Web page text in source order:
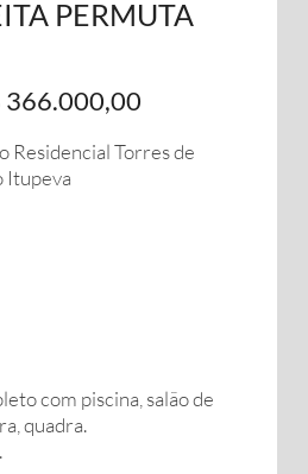
PERMUTA
366.000,00
Residencial Torres de
Itupeva
com piscina, salão de
quadra.